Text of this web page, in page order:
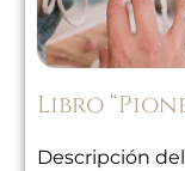
Libro
Descripción